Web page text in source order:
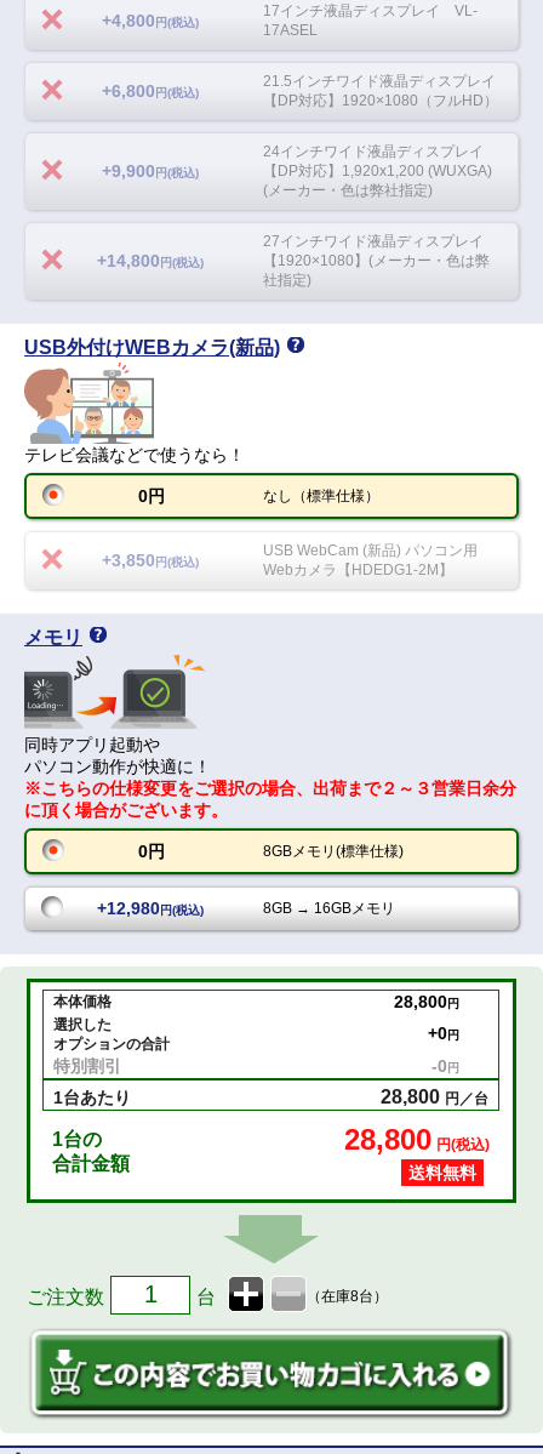
+4,800 円(税込)
17インチ液晶ディスプレイ VL-
17ASEL
+6,800 円(税込)
21.5インチワイド液晶ディスプレイ
【DP対応】1920×1080（フルHD）
+9,900 円(税込)
24インチワイド液晶ディスプレイ
【DP対応】1,920x1,200 (WUXGA)
(メーカー・色は弊社指定)
+14,800 円(税込)
27インチワイド液晶ディスプレイ
【1920×1080】(メーカー・色は弊
社指定)
USB外付けWEBカメラ(新品)
テレビ会議などで使うなら！
0円 なし（標準仕様）
+3,850 円(税込)
USB WebCam (新品) パソコン用
Webカメラ【HDEDG1-2M】
メモリ
同時アプリ起動や
パソコン動作が快適に！
※こちらの仕様変更をご選択の場合、出荷まで２～３営業日余分
に頂く場合がございます。
0円 8GBメモリ(標準仕様)
+12,980円(税込) 8GB → 16GBメモリ
本体価格 28,800円
選択した
オプションの合計
+0円
特別割引 -0 円
1台あたり 28,800 円／台
1台の
合計金額
28,800 円(税込)
送料無料
ご注文数 台 （在庫8台）